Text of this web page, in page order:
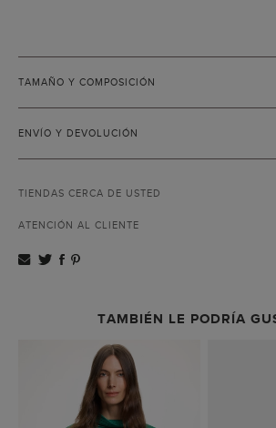
TAMAÑO Y COMPOSICIÓN
ENVÍO Y DEVOLUCIÓN
TIENDAS CERCA DE USTED
ATENCIÓN AL CLIENTE
TAMBIÉN LE PODRÍA